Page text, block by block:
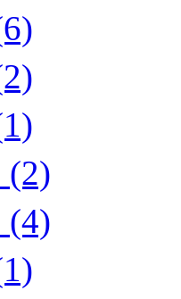
(2)
(4)